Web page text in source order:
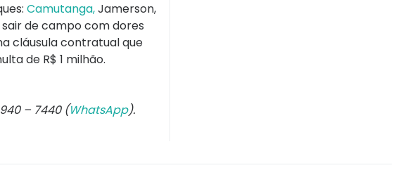
Camutanga,Jamerson,
sair de campo com dores
cláusula contratual que
de R$ 1 milhão.
– 7440 (WhatsApp).